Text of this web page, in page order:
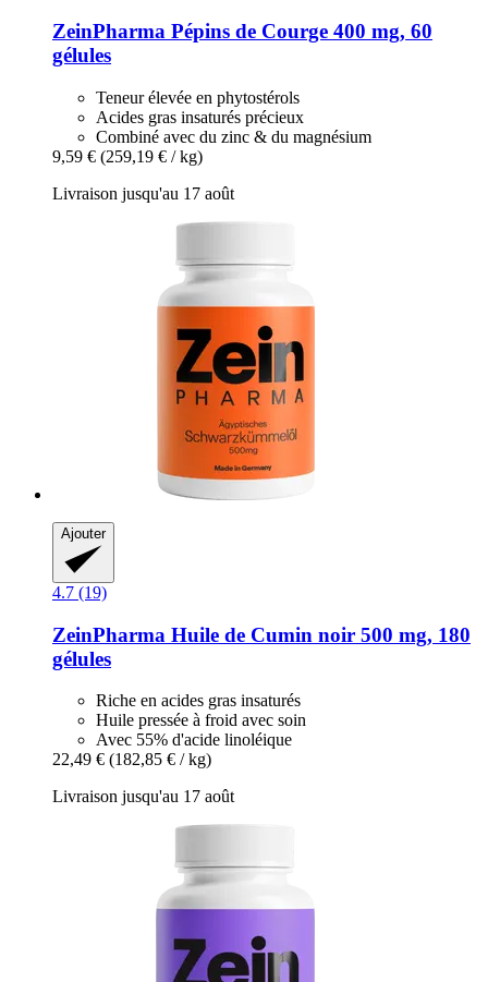
ZeinPharma Pépins de Courge 400 mg, 60
gélules
Teneur élevée en phytostérols
Acides gras insaturés précieux
Combiné avec du zinc & du magnésium
9,59 € (259,19 € / kg)
Livraison jusqu'au 17 août
Ajouter
4.7 (19)
ZeinPharma Huile de Cumin noir 500 mg, 180
gélules
Riche en acides gras insaturés
Huile pressée à froid avec soin
Avec 55% d'acide linoléique
22,49 € (182,85 € / kg)
Livraison jusqu'au 17 août